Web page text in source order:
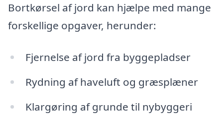
Bortkørsel af jord kan hjælpe med mange
forskellige opgaver, herunder:
Fjernelse af jord fra byggepladser
Rydning af haveluft og græsplæner
Klargøring af grunde til nybyggeri